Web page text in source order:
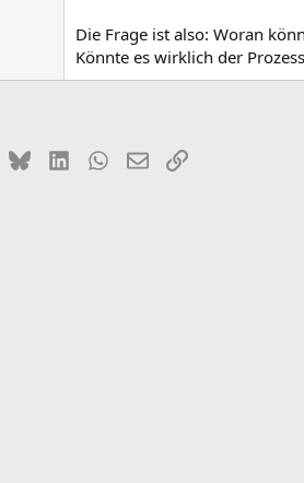
Die Frage ist also: Woran
Könnte es wirklich der
X (Twitter)
BlueskyLinkedInWhatsApp
E-MailLink